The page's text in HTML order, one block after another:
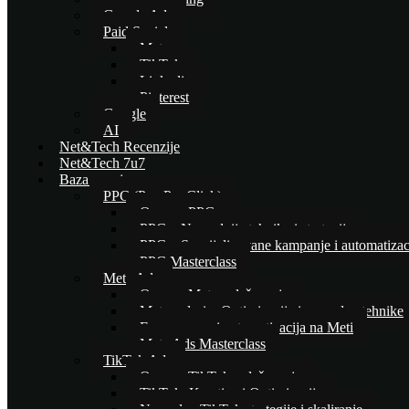
Google Ads
Paid Social
Meta
TikTok
Linkedin
Pinterest
Google
AI
Net&Tech Recenzije
Net&Tech 7u7
Baza znanja
PPC (Pay Per Click)
Osnove PPC-a
PPC – Naprednije tehnike i strategije
PPC – Specijalizovane kampanje i
PPC Masterclass
Meta Ads
Osnove Meta oglašavanja
Meta oglasi – Optimizacija i napredne tehnike
E-commerce i automatizacija na Meti
Meta Ads Masterclass
TikTok Ads
Osnove TikTok oglašavanja
TikTok: Kreativa i Optimizacija